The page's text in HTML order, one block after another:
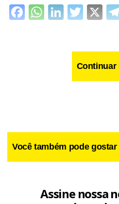
Facebook
WhatsApp
X
Continuar
Você também pode gostar
Assine nossa